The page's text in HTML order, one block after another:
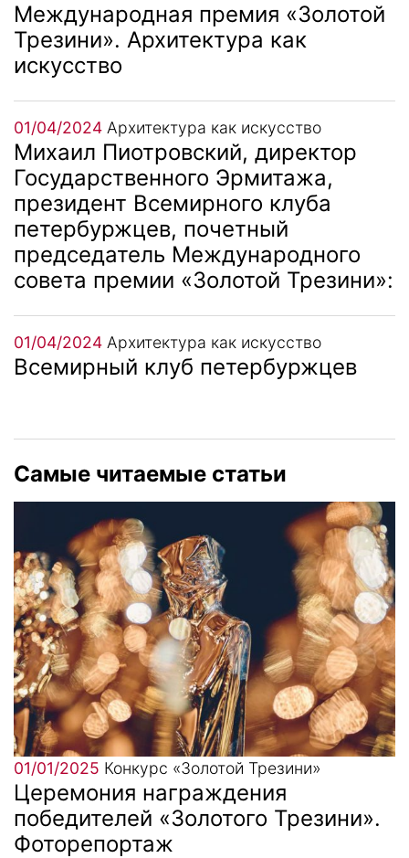
Международная премия «Золотой
Трезини». Архитектура как
искусство
01/04/2024 Архитектура как искусство
Михаил Пиотровский, директор
Государственного Эрмитажа,
президент Всемирного клуба
петербуржцев, почетный
председатель Международного
совета премии «Золотой Трезини»:
01/04/2024 Архитектура как искусство
Всемирный клуб петербуржцев
Самые читаемые статьи
01/01/2025 Конкурс «Золотой Трезини»
Церемония награждения
победителей «Золотого Трезини».
Фоторепортаж